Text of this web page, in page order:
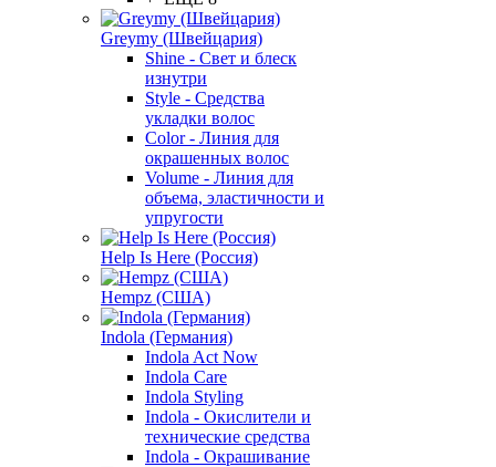
Greymy (Швейцария)
Shine - Свет и блеск
изнутри
Style - Средства
укладки волос
Color - Линия для
окрашенных волос
Volume - Линия для
объема, эластичности и
упругости
Help Is Here (Россия)
Hempz (США)
Indola (Германия)
Indola Act Now
Indola Care
Indola Styling
Indola - Окислители и
технические средства
Indola - Окрашивание